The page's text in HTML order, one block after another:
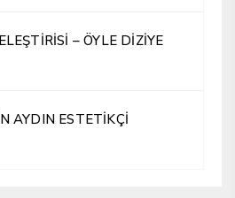
– ÖYLE DİZİYE